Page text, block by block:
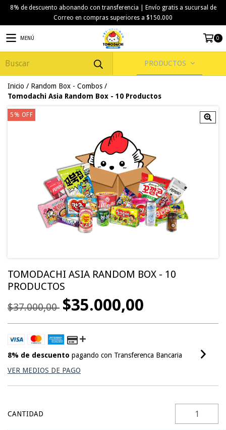
8% de descuento abonando con transferencia | Envío gratis a sucursal de
Correo en compras superiores a $150.000
MENÚ 0
PRODUCTOS
Inicio / Random Box - Combos /
Tomodachi Asia Random Box - 10 Productos
5 % OFF
TOMODACHI ASIA RANDOM BOX - 10
PRODUCTOS
$37.000,00 $35.000,00
8% de descuento pagando con Transferenca Bancaria
VER MEDIOS DE PAGO
CANTIDAD